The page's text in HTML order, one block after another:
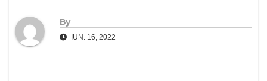
By
IUN. 16, 2022